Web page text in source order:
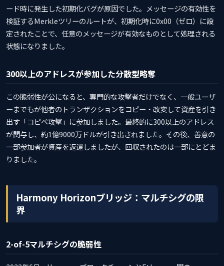
ード時に発生した初期化バグが原因でした。メッセージの有効性を
検証するMerkleツリーのルートが、初期化時に0x00（ゼロ）に設
定されたことで、任意のメッセージが有効なものとして処理される
状態になりました。
300以上のアドレスが参加した分散型略奪
この脆弱性が公になると、専門的な攻撃者だけでなく、一般ユーザ
ーまでもが他者のトランザクションをコピー・改変して資産を引き
出す「コピペ攻撃」に参加しました。最終的に300以上のアドレス
が関与し、約1億9000万ドルが引き出されました。その後、善意の
一部参加者が資産を返還しましたが、回収されたのは一部にとどま
りました。
Harmony Horizonブリッジ：マルチシグの限
界
2-of-5マルチシグの脆弱性